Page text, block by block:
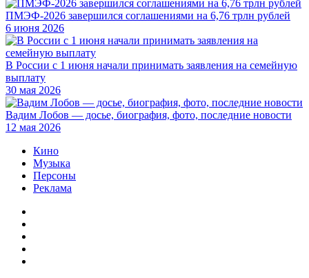
ПМЭФ-2026 завершился соглашениями на 6,76 трлн рублей
6 июня 2026
В России с 1 июня начали принимать заявления на семейную
выплату
30 мая 2026
Вадим Лобов — досье, биография, фото, последние новости
12 мая 2026
Кино
Музыка
Персоны
Реклама